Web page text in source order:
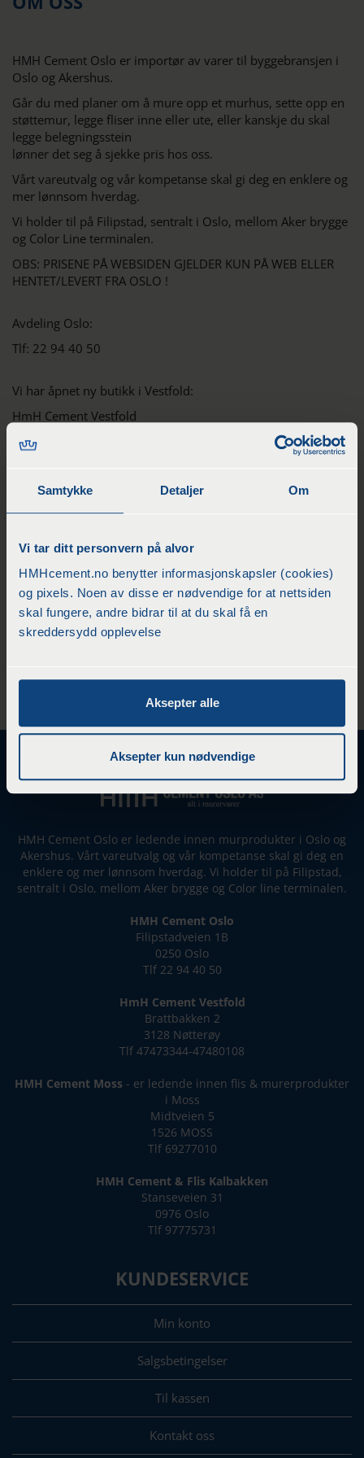
Samtykke Detaljer Om
Vi tar ditt personvern på alvor
HMHcement.no benytter informasjonskapsler (cookies)
og pixels. Noen av disse er nødvendige for at nettsiden
skal fungere, andre bidrar til at du skal få en
skreddersydd opplevelse
Aksepter alle
Aksepter kun nødvendige
HMH Cement Oslo er importør av varer til byggebransjen i
Oslo og Akershus.
Går du med planer om å mure opp et murhus, sette opp en
støttemur, legge fliser inne eller ute, eller kanskje du skal
legge belegningsstein
lønner det seg å sjekke pris hos oss.
Vårt vareutvalg og vår kompetanse skal gi deg en enklere og
mer lønnsom hverdag.
Vi holder til på Filipstad, sentralt i Oslo, mellom Aker brygge
og Color Line terminalen.
OBS: PRISENE PÅ WEBSIDEN GJELDER KUN PÅ WEB ELLER
HENTET/LEVERT FRA OSLO !
Avdeling Oslo:
Tlf: 22 94 40 50
Vi har åpnet ny butikk i Vestfold:
HmH Cement Vestfold
3128 Nøtterøy
Avdeling MOSS:
Østfold.
Midtveien 5
1526 MOSS
Tlf: 69 27 70 10
0976 Oslo
HMH Cement Oslo er ledende innen murprodukter i Oslo og
Akershus. Vårt vareutvalg og vår kompetanse skal gi deg en
enklere og mer lønnsom hverdag. Vi holder til på Filipstad,
sentralt i Oslo, mellom Aker brygge og Color line terminalen.
HMH Cement Oslo
Filipstadveien 1B
0250 Oslo
Tlf 22 94 40 50
HmH Cement Vestfold
Brattbakken 2
3128 Nøtterøy
Tlf 47473344-47480108
HMH Cement Moss - er ledende innen flis & murerprodukter
i Moss
Midtveien 5
1526 MOSS
Tlf 69277010
HMH Cement & Flis Kalbakken
Stanseveien 31
0976 Oslo
Tlf 97775731
KUNDESERVICE
Min konto
Salgsbetingelser
Til kassen
Kontakt oss